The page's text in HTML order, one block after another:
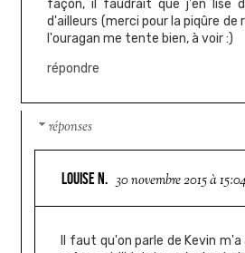
façon, il faudrait que j'en lise
d'ailleurs (merci pour la piqûre de
l'ouragan me tente bien, à voir :)
répondre
réponses
LOUISE N. 30 novembre 2015 à 15:04
Il faut qu'on parle de Kevin